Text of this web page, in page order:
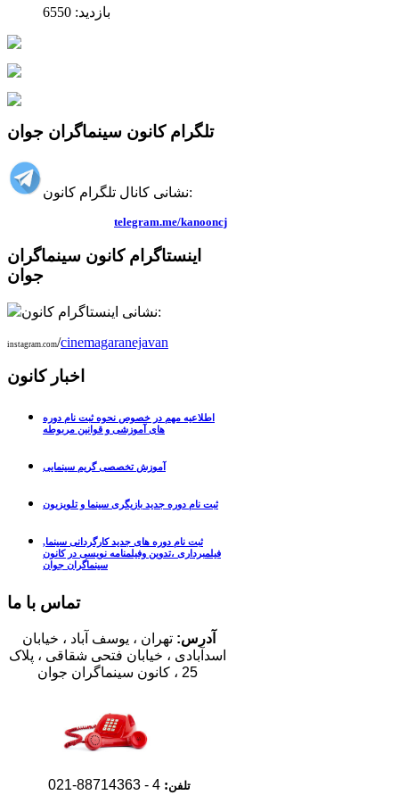
بازدید: 6550
تلگرام کانون سینماگران جوان
نشانی کانال تلگرام کانون:
telegram.me/kanooncj
اینستاگرام کانون سینماگران
جوان
نشانی اینستاگرام کانون:
instagram.com/cinemagaranejavan
اخبار کانون
اطلاعیه مهم در خصوص نحوه ثبت نام دوره
های آموزشی و قوانین مربوطه
آموزش تخصصی گریم سینمایی
ثبت نام دوره جدید بازیگری سینما و تلویزیون
ثبت نام دوره های جدید کارگردانی سینما,
فیلمبرداری ،تدوین وفیلمنامه نویسی در کانون
سینماگران جوان
تماس با ما
آدرس: تهران ، یوسف آباد ، خیابان
اسدآبادی ، خیابان فتحی شقاقی ، پلاک
25 ،کانون سینماگران جوان
تلفن:
4 -
88714363-021